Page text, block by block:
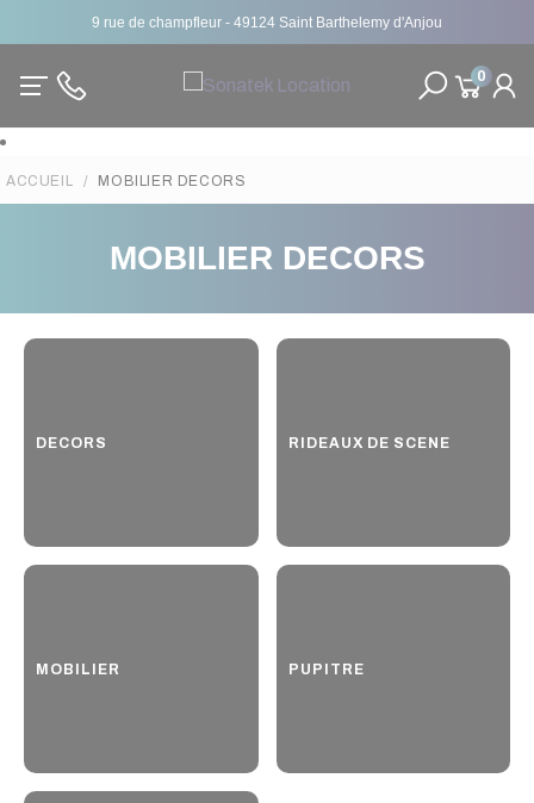
9 rue de champfleur - 49124 Saint Barthelemy d'Anjou
0
ACCUEIL MOBILIER DECORS
MOBILIER DECORS
DECORS RIDEAUX DE SCENE
MOBILIER PUPITRE